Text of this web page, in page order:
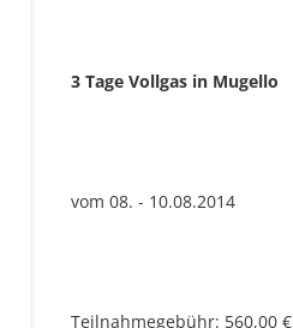
3 Tage Vollgas in Mugello
vom 08. - 10.08.2014
Teilnahmegebühr: 560,00 €